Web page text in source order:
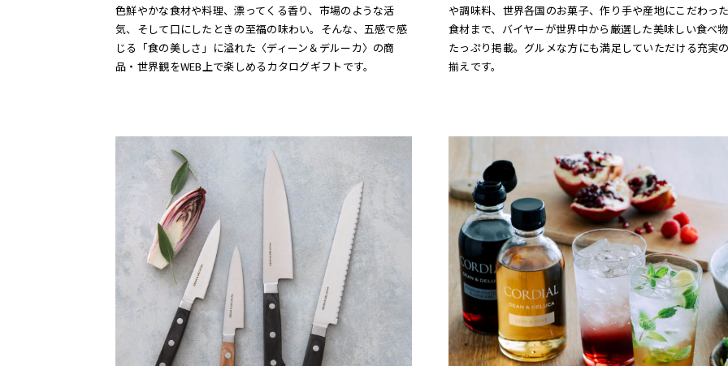
色鮮やかな食材や料理、漂ってくる香り、市場のような活
気、そして口にしたときの至福の味わい。そんな、五感で感
じる「食の美しさ」に溢れた〈ディーン＆デルーカ〉の商
品・世界観をWEB上で楽しめるカタログギフトです。
や調味料、世界各国のお菓子、作り手や産地にこだわっ
食材まで、バイヤーが世界中から厳選した美味しい食べ
たっぷり掲載。グルメな方にも満足していただける充実
揃えです。